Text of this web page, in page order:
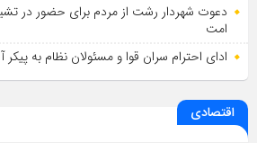
دعوت شهردار رشت از مردم برای حضور در
امت
ادای احترام سران قوا و مسئولان نظام به پیکر
اقتصادی